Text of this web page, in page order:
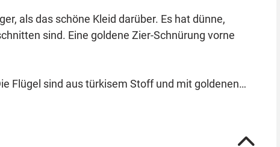
als das schöne Kleid darüber. Es hat dünne,
sind. Eine goldene Zier-Schnürung vorne
Flügel sind aus türkisem Stoff und mit goldenen
beiden weißen Schuh-Pompoms sind zusätzliche